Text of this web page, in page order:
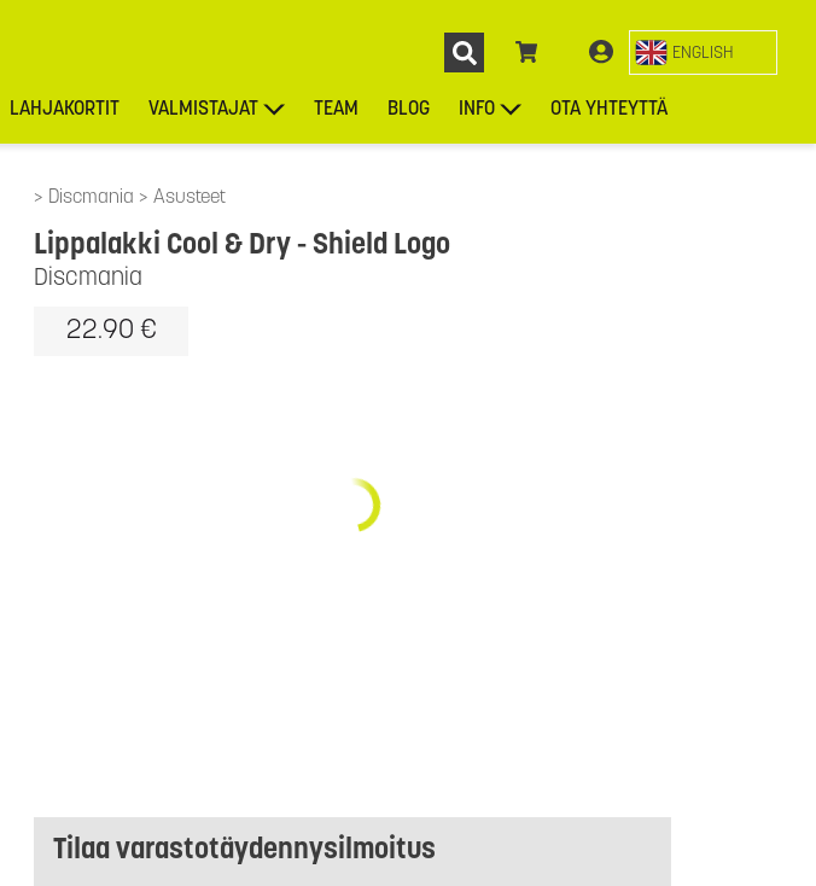
ENGLISH
LAHJAKORTIT VALMISTAJAT TEAM BLOG INFO OTA YHTEYTTÄ
Discmania Asusteet
Discmania
Lippalakki Cool & Dry - Shield Logo
22.90 €
Tilaa varastotäydennysilmoitus